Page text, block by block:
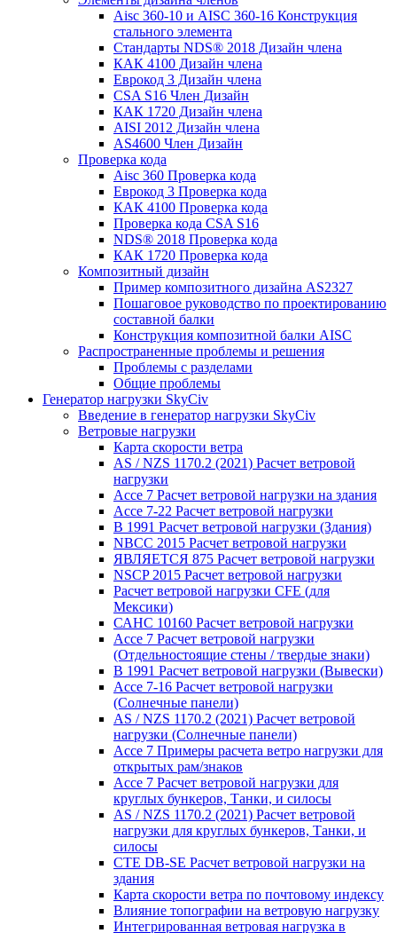
Aisc 360-10 и AISC 360-16 Конструкция
стального элемента
Стандарты NDS® 2018 Дизайн члена
КАК 4100 Дизайн члена
Еврокод 3 Дизайн члена
CSA S16 Член Дизайн
КАК 1720 Дизайн члена
AISI 2012 Дизайн члена
AS4600 Член Дизайн
Проверка кода
Aisc 360 Проверка кода
Еврокод 3 Проверка кода
КАК 4100 Проверка кода
Проверка кода CSA S16
NDS® 2018 Проверка кода
КАК 1720 Проверка кода
Композитный дизайн
Пример композитного дизайна AS2327
Пошаговое руководство по проектированию
составной балки
Конструкция композитной балки AISC
Распространенные проблемы и решения
Проблемы с разделами
Общие проблемы
Генератор нагрузки SkyCiv
Введение в генератор нагрузки SkyCiv
Ветровые нагрузки
Карта скорости ветра
AS / NZS 1170.2 (2021) Расчет ветровой
нагрузки
Ассе 7 Расчет ветровой нагрузки на здания
Ассе 7-22 Расчет ветровой нагрузки
В 1991 Расчет ветровой нагрузки (Здания)
NBCC 2015 Расчет ветровой нагрузки
ЯВЛЯЕТСЯ 875 Расчет ветровой нагрузки
NSCP 2015 Расчет ветровой нагрузки
Расчет ветровой нагрузки CFE (для
Мексики)
САНС 10160 Расчет ветровой нагрузки
Ассе 7 Расчет ветровой нагрузки
(Отдельностоящие стены / твердые знаки)
В 1991 Расчет ветровой нагрузки (Вывески)
Ассе 7-16 Расчет ветровой нагрузки
(Солнечные панели)
AS / NZS 1170.2 (2021) Расчет ветровой
нагрузки (Солнечные панели)
Ассе 7 Примеры расчета ветро нагрузки для
открытых рам/знаков
Ассе 7 Расчет ветровой нагрузки для
круглых бункеров, Танки, и силосы
AS / NZS 1170.2 (2021) Расчет ветровой
нагрузки для круглых бункеров, Танки, и
силосы
CTE DB-SE Расчет ветровой нагрузки на
здания
Карта скорости ветра по почтовому индексу
Влияние топографии на ветровую нагрузку
Интегрированная ветровая нагрузка в